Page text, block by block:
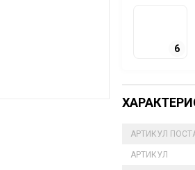
6
АРТИКУЛ
АРТИКУЛ